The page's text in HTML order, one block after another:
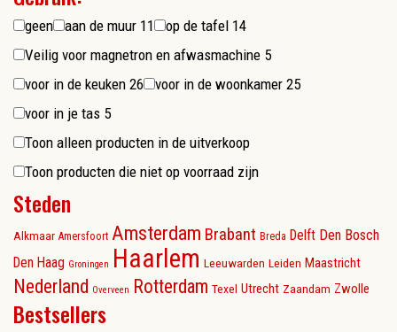
geen aan de muur 11 op de tafel 14
Veilig voor magnetron en afwasmachine 5
voor in de keuken 26 voor in de woonkamer 25
voor in je tas 5
Toon alleen producten in de uitverkoop
Toon producten die niet op voorraad zijn
Steden
Alkmaar Amersfoort Amsterdam Brabant Breda Delft Den Bosch
Den Haag Groningen Haarlem Leeuwarden Leiden Maastricht
Nederland Overveen Rotterdam Texel Utrecht Zaandam Zwolle
Bestsellers